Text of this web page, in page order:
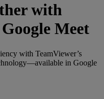
with
Meet
with TeamViewer’s
in Google